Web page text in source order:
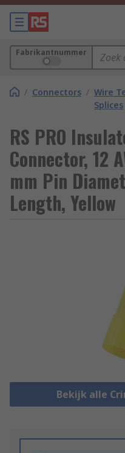
Fabrikantnummer
/ Connectors / Wire
Splices
RS PRO
Connector, 12
mm Pin
Length, Yellow
Bekijk alle